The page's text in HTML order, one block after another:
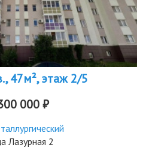
47м², этаж 2/5
000 ₽
Лазурная 2